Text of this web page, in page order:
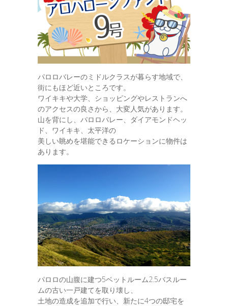
パロロバレーのミドルクラスが暮らす地域で、
街にもほど近いところです。
ワイキキや大学、ショッピングやレストランへ
のアクセスの良さから、大変人気があります。
山を背にし、パロロバレー、ダイアモンドヘッ
ド、ワイキキ、太平洋の
美しい眺めを堪能できるロケーションに物件は
あります。
パロロの山腹に建つ5ベットルーム2.5バスルー
ムの古い一戸建てを取り壊し、
土地の造成を追加で行い、新たに4つの邸宅を